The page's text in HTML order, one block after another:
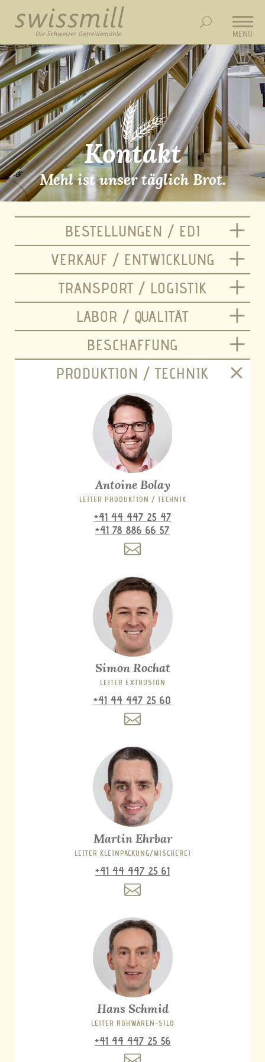
MENU
Kontakt
Mehl ist unser täglich Brot.
BESTELLUNGEN / EDI
VERKAUF / ENTWICKLUNG
TRANSPORT / LOGISTIK
LABOR / QUALITÄT
BESCHAFFUNG
PRODUKTION / TECHNIK
Antoine Bolay
LEITER PRODUKTION / TECHNIK
+41 44 447 25 47
+41 78 886 66 57
Simon Rochat
LEITER EXTRUSION
+41 44 447 25 60
Martin Ehrbar
LEITER KLEINPACKUNG/MISCHEREI
+41 44 447 25 61
Hans Schmid
LEITER ROHWAREN-SILO
+41 44 447 25 56